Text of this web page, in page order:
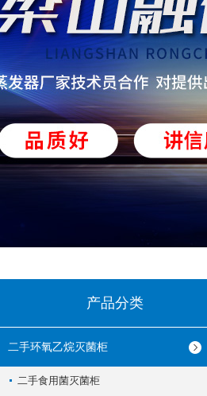
产品分类
二手环氧乙烷灭菌柜
二手食用菌灭菌柜